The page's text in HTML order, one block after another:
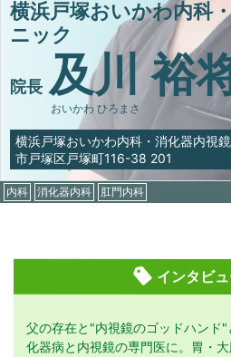
横浜戸塚おいかわ内科
ニック
院長 及川 裕
おいかわ ひろまさ
横浜戸塚おいかわ内科・消化器内視
市戸塚区戸塚町116-38 201
内科 消化器内科 肛門内科
インタビ
父の存在と"内視鏡のゴッドハンド
化器病と内視鏡の専門医に。胃・